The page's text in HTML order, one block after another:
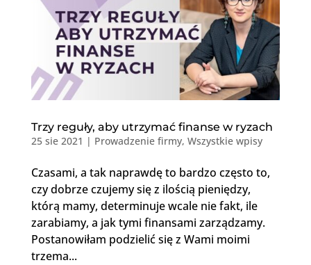
Trzy reguły, aby utrzymać finanse w ryzach
25 sie 2021 | Prowadzenie firmy, Wszystkie wpisy
Czasami, a tak naprawdę to bardzo często to,
czy dobrze czujemy się z ilością pieniędzy,
którą mamy, determinuje wcale nie fakt, ile
zarabiamy, a jak tymi finansami zarządzamy.
Postanowiłam podzielić się z Wami moimi
trzema...